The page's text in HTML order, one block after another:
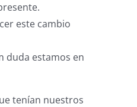
este cambio
duda estamos en
tenían nuestros